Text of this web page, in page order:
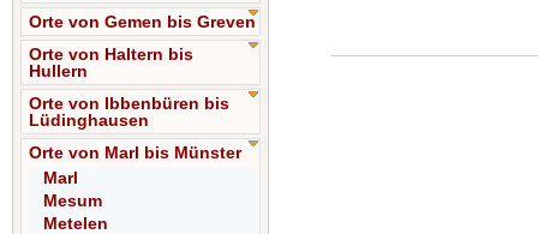
Orte von Gemen bis Greven
Orte von Haltern bis
Hullern
Orte von Ibbenbüren bis
Lüdinghausen
Orte von Marl bis Münster
Marl
Mesum
Metelen